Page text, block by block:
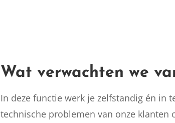
Wat verwachten we
In deze functie werk je zelfstandig én in
technische problemen van onze klanten